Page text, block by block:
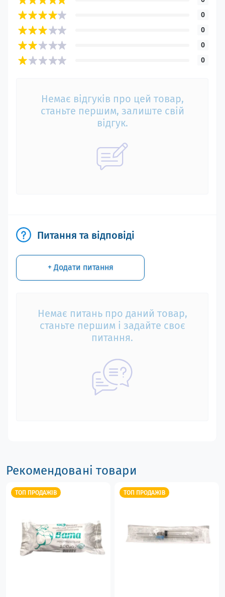
0
0
0
0
Немає відгуків про цей товар,
станьте першим, залиште свій
відгук.
Питання та відповіді
+ Додати питання
Немає питань про даний товар,
станьте першим і задайте своє
питання.
Рекомендовані товари
ТОП ПРОДАЖІВ ТОП ПРОДАЖІВ